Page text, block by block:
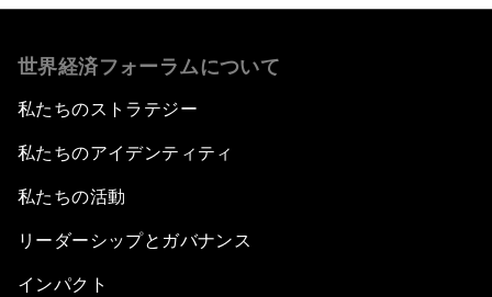
世界経済フォーラムについて
私たちのストラテジー
私たちのアイデンティティ
私たちの活動
リーダーシップとガバナンス
インパクト